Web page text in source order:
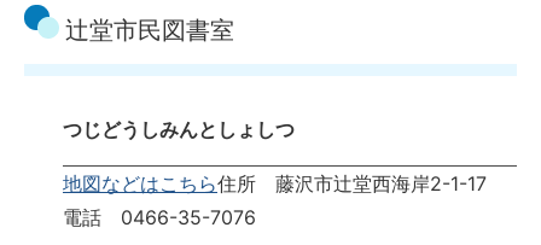
辻堂市民図書室
つじどうしみんとしょしつ
地図などはこちら住所 藤沢市辻堂西海岸2-1-17
電話 0466-35-7076